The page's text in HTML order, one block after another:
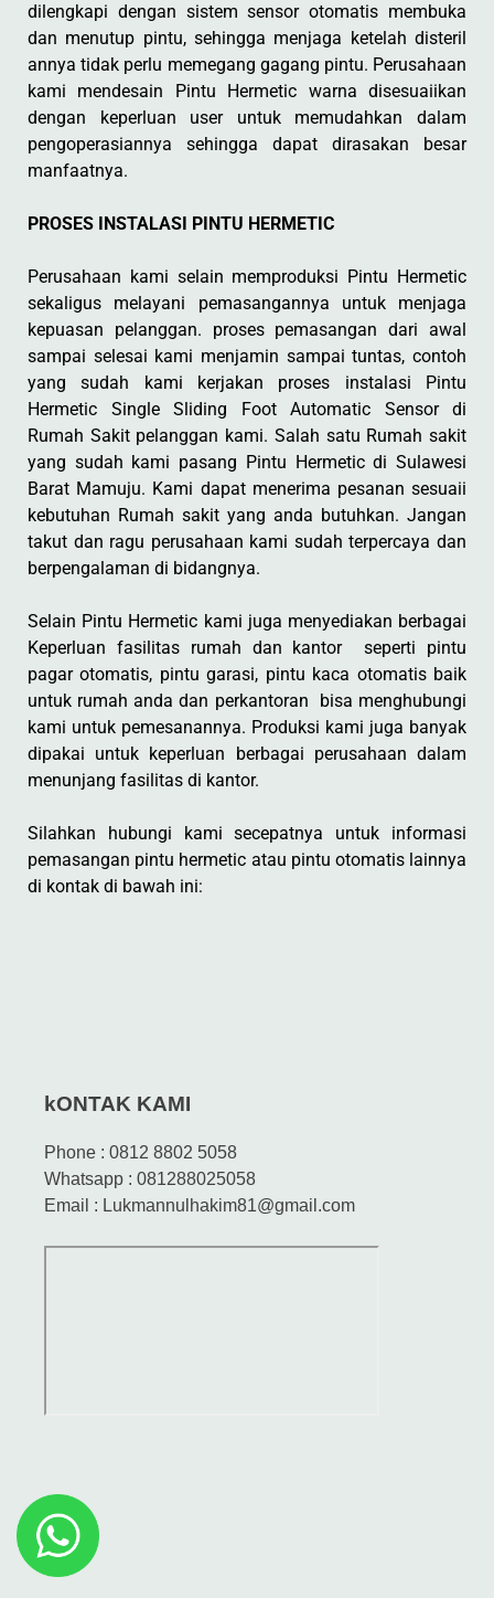
dilengkapi dengan sistem sensor otomatis membuka
dan menutup pintu, sehingga menjaga ketelah disteril
annya tidak perlu memegang gagang pintu. Perusahaan
kami mendesain Pintu Hermetic warna disesuaiikan
dengan keperluan user untuk memudahkan dalam
pengoperasiannya sehingga dapat dirasakan besar
manfaatnya.
PROSES INSTALASI PINTU HERMETIC
Perusahaan kami selain memproduksi Pintu Hermetic
sekaligus melayani pemasangannya untuk menjaga
kepuasan pelanggan. proses pemasangan dari awal
sampai selesai kami menjamin sampai tuntas, contoh
yang sudah kami kerjakan proses instalasi Pintu
Hermetic Single Sliding Foot Automatic Sensor di
Rumah Sakit pelanggan kami. Salah satu Rumah sakit
yang sudah kami pasang Pintu Hermetic di Sulawesi
Barat Mamuju. Kami dapat menerima pesanan sesuaii
kebutuhan Rumah sakit yang anda butuhkan. Jangan
takut dan ragu perusahaan kami sudah terpercaya dan
berpengalaman di bidangnya.
Selain Pintu Hermetic kami juga menyediakan berbagai
Keperluan fasilitas rumah dan kantor seperti pintu
pagar otomatis, pintu garasi, pintu kaca otomatis baik
untuk rumah anda dan perkantoran bisa menghubungi
kami untuk pemesanannya. Produksi kami juga banyak
dipakai untuk keperluan berbagai perusahaan dalam
menunjang fasilitas di kantor.
Silahkan hubungi kami secepatnya untuk informasi
pemasangan pintu hermetic atau pintu otomatis lainnya
di kontak di bawah ini:
kONTAK KAMI
Phone : 0812 8802 5058
Whatsapp : 081288025058
Email : Lukmannulhakim81@gmail.com